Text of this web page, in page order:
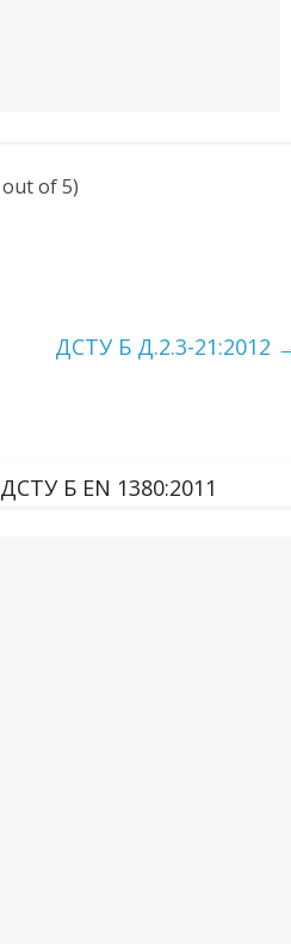
out of 5)
ДСТУ Б Д.2.3-21:2012
ДСТУ Б EN 1380:2011